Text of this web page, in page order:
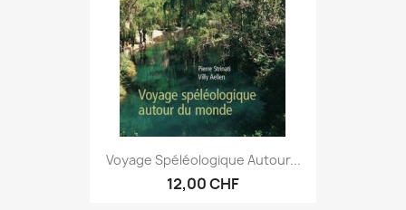
Voyage Spéléologique Autour...
12,00 CHF